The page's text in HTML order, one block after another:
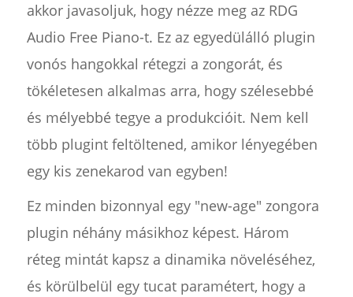
akkor javasoljuk, hogy nézze meg az RDG
Audio Free Piano-t. Ez az egyedülálló plugin
vonós hangokkal rétegzi a zongorát, és
tökéletesen alkalmas arra, hogy szélesebbé
és mélyebbé tegye a produkcióit. Nem kell
több plugint feltöltened, amikor lényegében
egy kis zenekarod van egyben!
Ez minden bizonnyal egy "new-age" zongora
plugin néhány másikhoz képest. Három
réteg mintát kapsz a dinamika növeléséhez,
és körülbelül egy tucat paramétert, hogy a